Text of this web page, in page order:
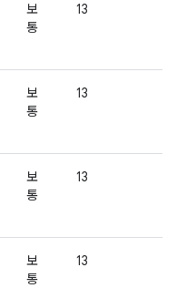
보
통
13
보
통
13
보
통
13
보
통
13